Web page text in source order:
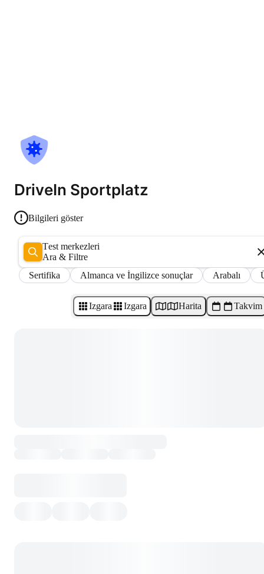
DriveIn Sportplatz
Bilgileri göster
Test merkezleri
Ara & Filtre
Sertifika
Almanca ve İngilizce sonuçlar Arabalı
Izgara Izgara Harita Takvim